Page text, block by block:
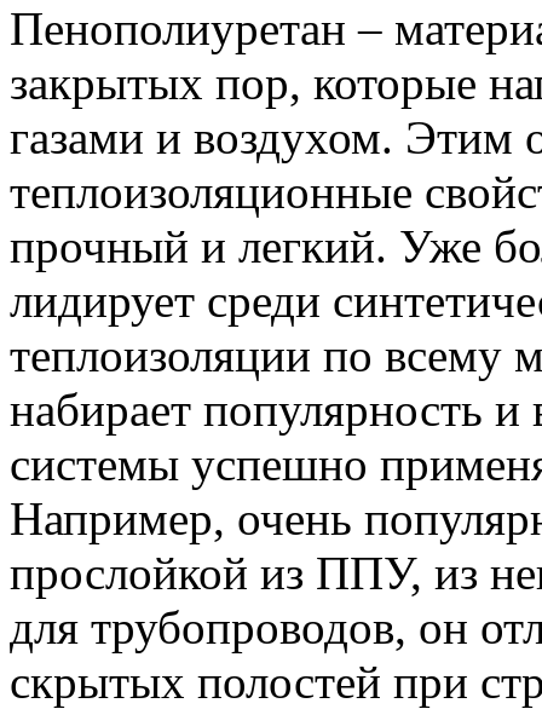
Пенополиуретан –
закрытых пор, которые
газами и воздухом. Этим
теплоизоляционные
прочный и легкий. Уже
лидирует среди
теплоизоляции по всему
набирает популярность
системы успешно
Например, очень
прослойкой из ППУ, из
для трубопроводов, он
скрытых полостей при